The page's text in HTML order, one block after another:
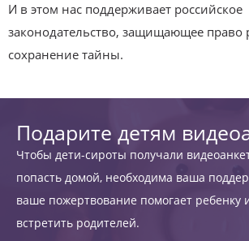
И в этом нас поддерживает российское
законодательство, защищающее право
сохранение тайны.
Подарите детям
Чтобы дети-сироты получали
попасть домой, необходима ваша
ваше пожертвование помогает ребенку
встретить родителей.